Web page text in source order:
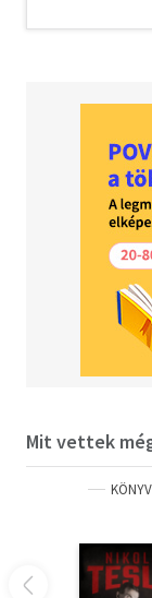
és eltitkolt
Mit vettek
KÖNYV